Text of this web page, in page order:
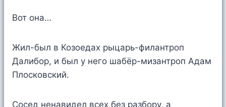
Вот она…
Жил-был в Козоедах рыцарь-филантроп
Далибор, и был у него шабёр-мизантроп Адам
Плосковский.
Сосед ненавидел всех без разбору, а